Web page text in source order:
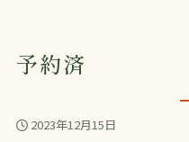
予約済
2023年12月15日